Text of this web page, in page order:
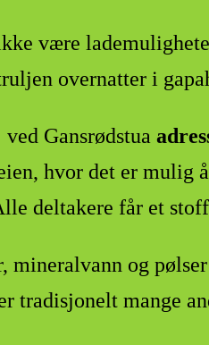
være
overnatter i
ved Gansrødstua
hvor det er mulig
deltakere får et
og
tradisjonelt mange